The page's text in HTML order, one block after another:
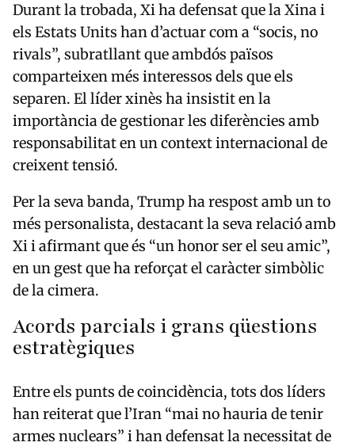
Durant la trobada, Xi ha defensat que la Xina i
els Estats Units han d’actuar com a “socis, no
rivals”, subratllant que ambdós països
comparteixen més interessos dels que els
separen. El líder xinès ha insistit en la
importància de gestionar les diferències amb
responsabilitat en un context internacional de
creixent tensió.
Per la seva banda, Trump ha respost amb un to
més personalista, destacant la seva relació amb
Xi i afirmant que és “un honor ser el seu amic”,
en un gest que ha reforçat el caràcter simbòlic
de la cimera.
Acords parcials i grans qüestions
estratègiques
Entre els punts de coincidència, tots dos líders
han reiterat que l’Iran “mai no hauria de tenir
armes nuclears” i han defensat la necessitat de